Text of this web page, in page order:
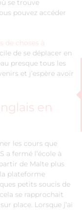
se trouve
pouvez accéder
de choses à
de se déplacer en
presque tous les
et j’espère avoir
en
les cours que
a fermé l’école à
de Malte plus
plateforme
petits soucis de
se rapprochait
place. Lorsque j’ai